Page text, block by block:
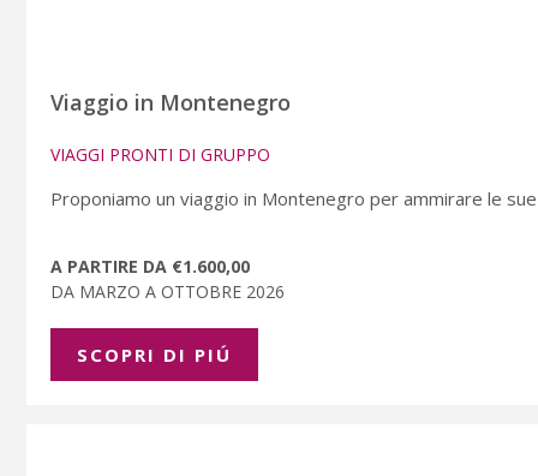
Viaggio in Montenegro
VIAGGI PRONTI DI GRUPPO
Proponiamo un viaggio in Montenegro per ammirare le
A PARTIRE DA €1.600,00
DA MARZO A OTTOBRE 2026
SCOPRI DI PIÚ